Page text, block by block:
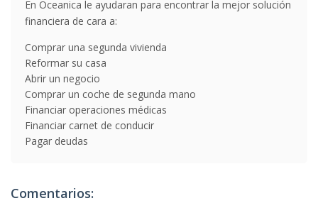
En Oceanica le ayudaran para encontrar la mejor solución
financiera de cara a:
Comprar una segunda vivienda
Reformar su casa
Abrir un negocio
Comprar un coche de segunda mano
Financiar operaciones médicas
Financiar carnet de conducir
Pagar deudas
Comentarios: